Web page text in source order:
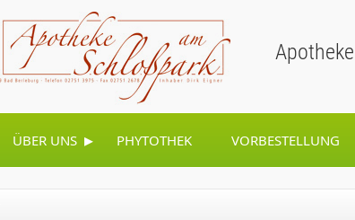
ÜBER UNS ▸ PHYTOTHEK VORBESTELLUNG